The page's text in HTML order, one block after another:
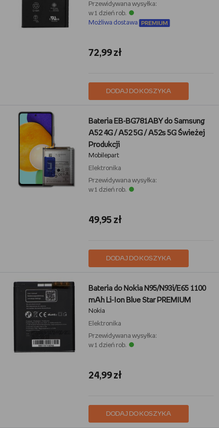
Przewidywana wysyłka:
w 1 dzień rob.
Możliwa dostawa
72,99 zł
DODAJ DO KOSZYKA
Bateria EB-BG781ABY do Samsung
A52 4G / A52 5G / A52s 5G Świeżej
Produkcji
Mobilepart
Elektronika
Przewidywana wysyłka:
w 1 dzień rob.
49,95 zł
DODAJ DO KOSZYKA
Bateria do Nokia N95/N93i/E65 1100
mAh Li-Ion Blue Star PREMIUM
Nokia
Elektronika
Przewidywana wysyłka:
w 1 dzień rob.
24,99 zł
DODAJ DO KOSZYKA